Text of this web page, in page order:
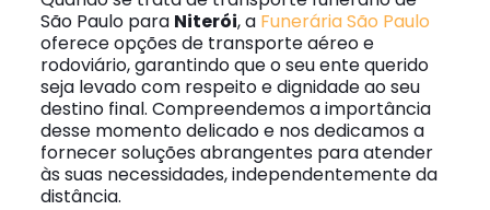
São Paulo para Niterói, a Funerária São Paulo
oferece opções de transporte aéreo e
rodoviário, garantindo que o seu ente querido
seja levado com respeito e dignidade ao seu
destino final. Compreendemos a importância
desse momento delicado e nos dedicamos a
fornecer soluções abrangentes para atender
às suas necessidades, independentemente da
distância.